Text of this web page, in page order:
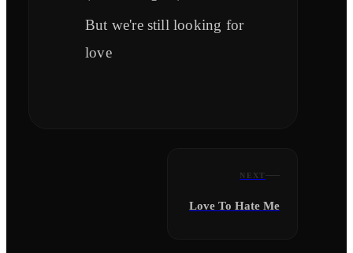
But we're still looking for
love
NEXT
Love To Hate Me